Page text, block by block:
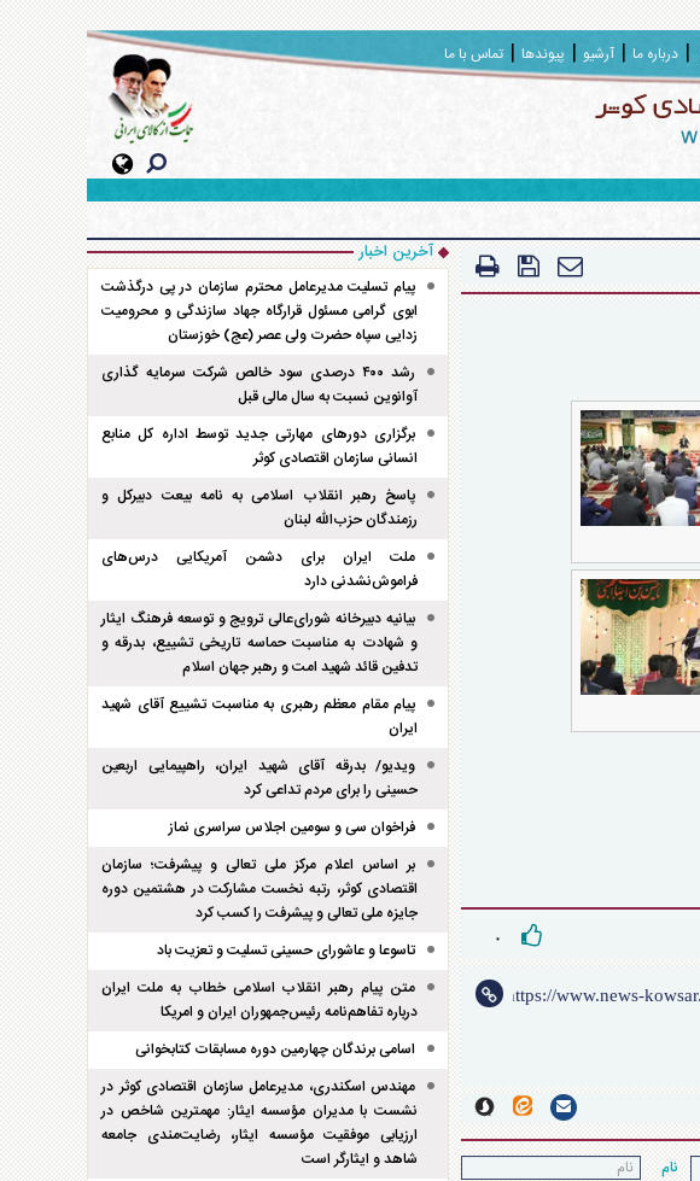
درباره ما آرشیو پیوندها تماس با ما
۰
نام
آخرین اخبار
پیام تسلیت مدیرعامل محترم سازمان در پی درگذشت
ابوی گرامی مسئول قرارگاه جهاد سازندگی و محرومیت
زدایی سپاه حضرت ولی عصر (عج) خوزستان
رشد ۴۰۰ درصدی سود خالص شرکت سرمایه گذاری
آوانوین نسبت به سال مالی قبل
برگزاری دور‌های مهارتی جدید توسط اداره کل منابع
انسانی سازمان اقتصادی کوثر
پاسخ رهبر انقلاب اسلامی به نامه بیعت دبیرکل و
رزمندگان حزب‌الله لبنان
ملت ایران برای دشمن آمریکایی درس‌های
فراموش‌نشدنی دارد
بیانیه دبیرخانه شورای‌عالی ترویج و توسعه فرهنگ ایثار
و شهادت به مناسبت حماسه تاریخی تشییع، بدرقه و
تدفین قائد شهید امت و رهبر جهان اسلام
پیام مقام معظم رهبری به مناسبت تشییع آقای شهید
ایران
ویدیو/ بدرقه آقای شهید ایران، راهپیمایی اربعین
حسینی را برای مردم تداعی کرد
فراخوان سی و سومین اجلاس سراسری نماز
بر اساس اعلام مرکز ملی تعالی و پیشرفت؛ سازمان
اقتصادی کوثر، رتبه نخست مشارکت در هشتمین دوره
جایزه ملی تعالی و پیشرفت را کسب کرد
تاسوعا و عاشورای حسینی تسلیت و تعزیت باد
متن پیام رهبر انقلاب اسلامی خطاب به ملت ایران
درباره تفاهم‌نامه رئیس‌جمهوران ایران و امریکا
اسامی برندگان چهارمین دوره مسابقات کتابخوانی
مهندس اسکندری، مدیرعامل سازمان اقتصادی کوثر در
نشست با مدیران مؤسسه ایثار: مهمترین شاخص در
ارزیابی موفقیت مؤسسه ایثار، رضایت‌مندی جامعه
شاهد و ایثارگر است